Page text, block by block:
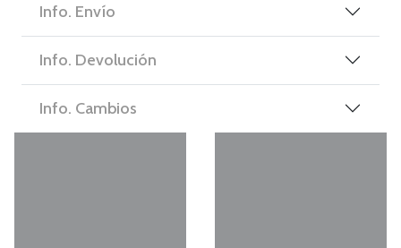
Info. Envío
Info. Devolución
Info. Cambios